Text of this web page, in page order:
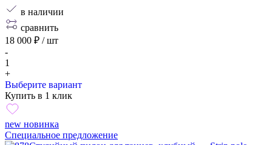
в наличии
сравнить
18 000 ₽ / шт
-
1
+
Выберите вариант
Купить в 1 клик
new новинка
Специальное предложение